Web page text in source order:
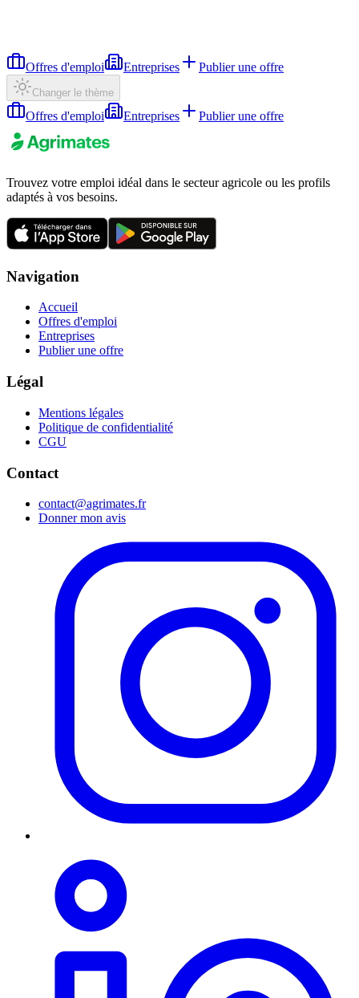
Offres d'emploi Entreprises Publier une offre
Changer le thème
Offres d'emploi Entreprises Publier une offre
Trouvez votre emploi idéal dans le secteur agricole ou les profils
adaptés à vos besoins.
Navigation
Accueil
Offres d'emploi
Entreprises
Publier une offre
Légal
Mentions légales
Politique de confidentialité
CGU
Contact
contact@agrimates.fr
Donner mon avis